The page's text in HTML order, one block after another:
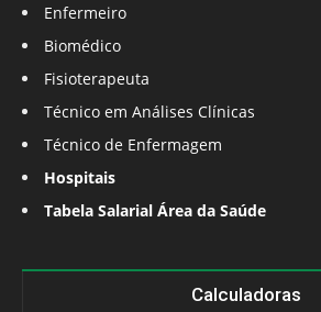
Enfermeiro
Biomédico
Fisioterapeuta
Técnico em Análises Clínicas
Técnico de Enfermagem
Hospitais
Tabela Salarial Área da Saúde
Calculadoras